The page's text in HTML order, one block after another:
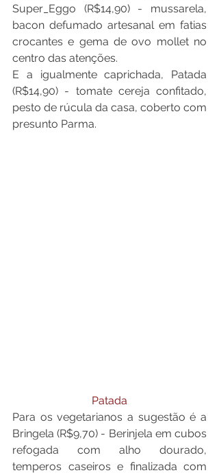
Super_Eggo (R$14,90) - mussarela,
bacon defumado artesanal em fatias
crocantes e gema de ovo mollet no
centro das atenções.
E a igualmente caprichada, Patada
(R$14,90) - tomate cereja confitado,
pesto de rúcula da casa, coberto com
presunto Parma.
Patada
Para os vegetarianos a sugestão é a
Bringela (R$9,70) - Berinjela em cubos
refogada com alho dourado,
temperos caseiros e finalizada com